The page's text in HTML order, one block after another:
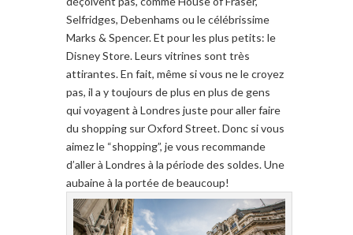
Selfridges, Debenhams ou le célébrissime
Marks & Spencer.Et pour les plus petits: le
DisneyStore.Leurs vitrines sont très
attirantes.En fait, même si vous ne le croyez
pas, il a y toujours de plus en plus de gens
qui voyagent à Londres juste pouraller faire
du shopping surOxford Street.Donc sivous
aimezle “shopping”, je vous recommande
d’allerà Londres à la période des soldes.Une
aubaineà la portée debeaucoup!